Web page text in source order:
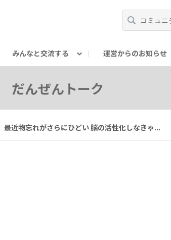
みんなと交流する 運営からのお知らせ
だんぜんトーク
最近物忘れがさらにひどい 脳の活性化しなきゃ...